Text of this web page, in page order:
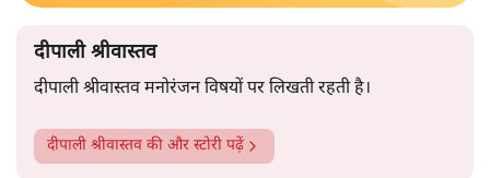
दीपाली श्रीवास्तव
दीपाली श्रीवास्तव मनोरंजन विषयों पर लिखती रहती है।
दीपाली श्रीवास्तव की और स्टोरी पढ़ें